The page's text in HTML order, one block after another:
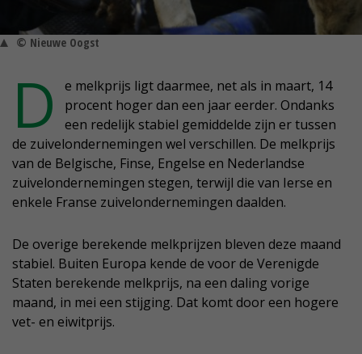
© Nieuwe Oogst
D
e melkprijs ligt daarmee, net als in maart, 14
procent hoger dan een jaar eerder. Ondanks
een redelijk stabiel gemiddelde zijn er tussen
de zuivelondernemingen wel verschillen. De melkprijs
van de Belgische, Finse, Engelse en Nederlandse
zuivelondernemingen stegen, terwijl die van Ierse en
enkele Franse zuivelondernemingen daalden.
De overige berekende melkprijzen bleven deze maand
stabiel. Buiten Europa kende de voor de Verenigde
Staten berekende melkprijs, na een daling vorige
maand, in mei een stijging. Dat komt door een hogere
vet- en eiwitprijs.